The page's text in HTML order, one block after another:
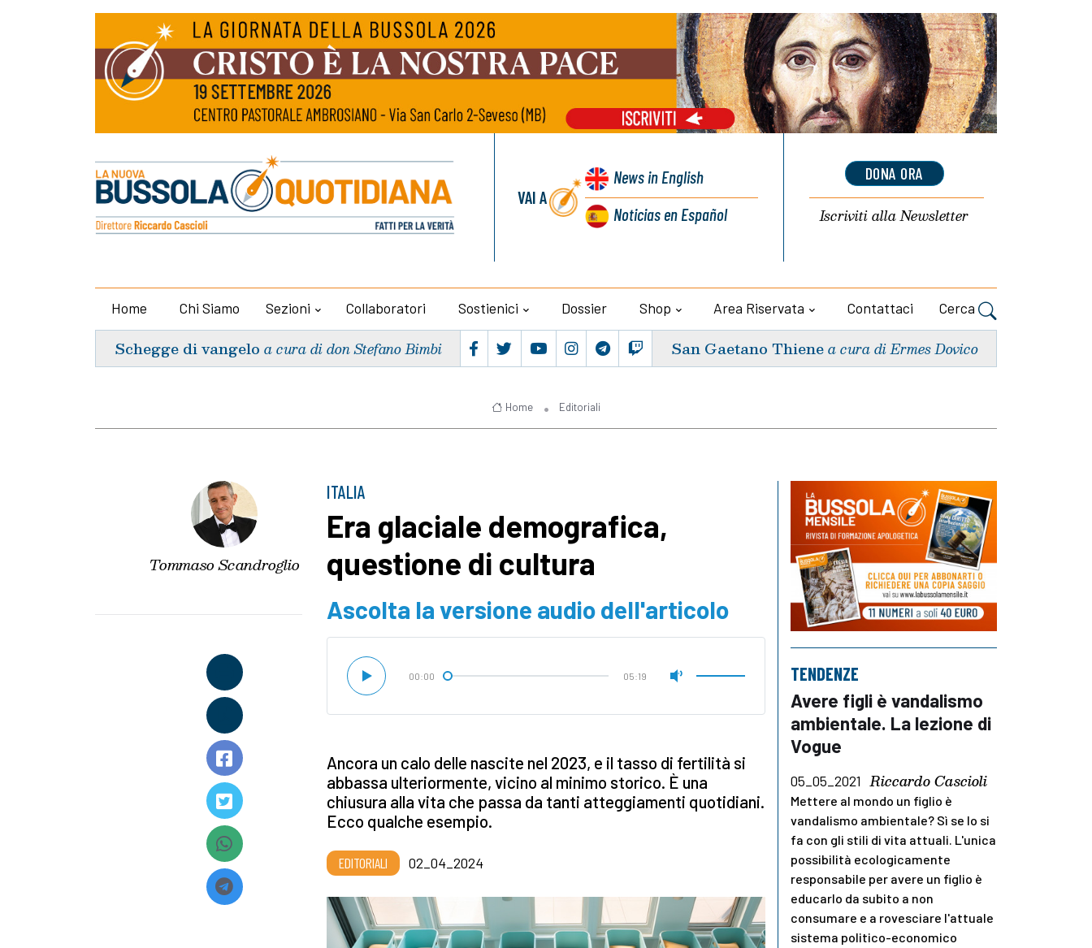
VAI A
Newsin English
Noticiasen Español
DONA ORA
Iscriviti allaNewsletter
Home Chi Siamo Sezioni Collaboratori Sostienici Dossier Shop Area Riservata Contattaci Cerca
Schegge di vangelo a cura di don Stefano Bimbi San Gaetano Thiene a cura di Ermes Dovico
Home Editoriali
Tommaso Scandroglio
ITALIA
Era glaciale demografica,
questione di cultura
Ascolta la versione audio dell'articolo
00:00 05:19
Ancora un calo delle nascite nel 2023, e il tasso di fertilità si
abbassa ulteriormente, vicino al minimo storico. È una
chiusura alla vita che passa da tanti atteggiamenti quotidiani.
Ecco qualche esempio.
EDITORIALI 02_04_2024
TENDENZE
Avere figli è vandalismo
ambientale. La lezione di
Vogue
05_05_2021 Riccardo Cascioli
Mettere al mondo un figlio è
vandalismo ambientale? Sì se lo si
fa con gli stili di vita attuali. L'unica
possibilità ecologicamente
responsabile per avere un figlio è
educarlo da subito a non
consumare e a rovesciare l'attuale
sistema politico-economico